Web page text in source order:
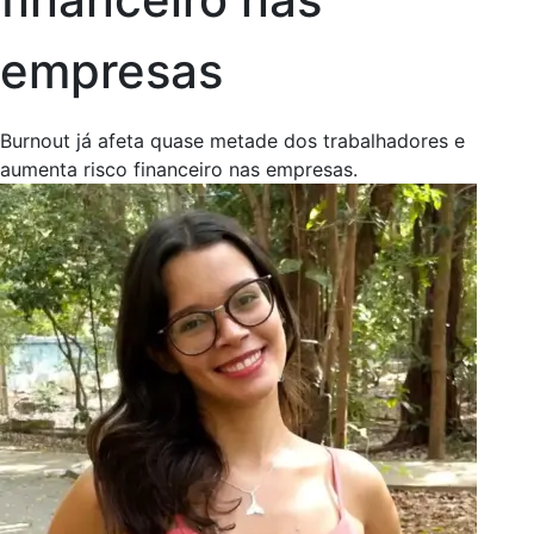
empresas
Burnout já afeta quase metade dos trabalhadores e
aumenta risco financeiro nas empresas.